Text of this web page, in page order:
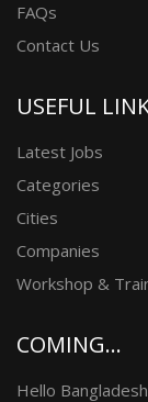
FAQs
Contact Us
USEFUL
Latest Jobs
Categories
Cities
Companies
Workshop &
COMING...
Hello Bangladesh